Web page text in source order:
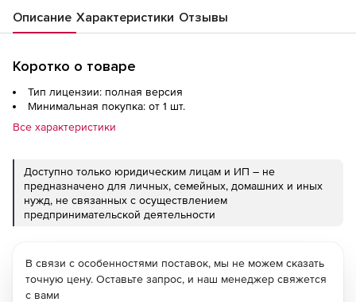
Описание Характеристики Отзывы
Коротко о товаре
Тип лицензии: полная версия
Минимальная покупка: от 1 шт.
Все характеристики
Доступно только юридическим лицам и ИП – не
предназначено для личных, семейных, домашних и иных
нужд, не связанных с осуществлением
предпринимательской деятельности
В связи с особенностями поставок, мы не можем сказать
точную цену. Оставьте запрос, и наш менеджер свяжется
с вами